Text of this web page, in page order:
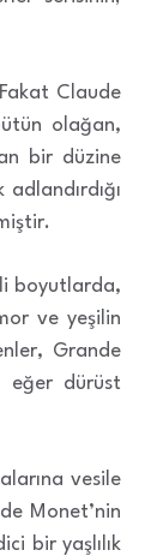
Fakat Claude
olağan,
bir düzine
boyutlarda,
ve yeşilin
Grande
eğer dürüst
vesile
Monet’nin
bir yaşlılık